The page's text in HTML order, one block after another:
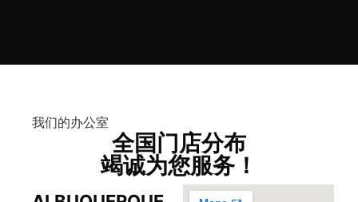
我们的办公室
全国门店分布
竭诚为您服务！